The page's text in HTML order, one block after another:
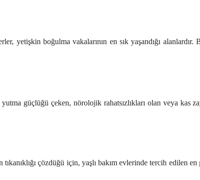
yetişkin boğulma vakalarının en sık yaşandığı alanlardır.
güçlüğü çeken, nörolojik rahatsızlıkları olan veya kas
tıkanıklığı çözdüğü için, yaşlı bakım evlerinde tercih edilen